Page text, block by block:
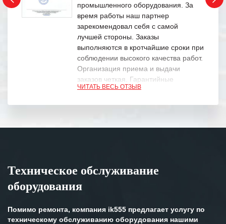
промышленного оборудования. За
время работы наш партнер
зарекомендовал себя с самой
лучшей стороны. Заказы
выполняются в кротчайшие сроки при
соблюдении высокого качества работ.
Организация приема и выдачи
заказов четкая. Гарантийные
обязательства выполняются в
Особенно хочется отметить высокую
клиентоориентированность
готовность помочь в самых сложных
ЧИТАТЬ ВЕСЬ ОТЗЫВ
Техническое обслуживание
оборудования
Помимо ремонта, компания ik555 предлагает услугу по
техническому обслуживанию оборудования нашими